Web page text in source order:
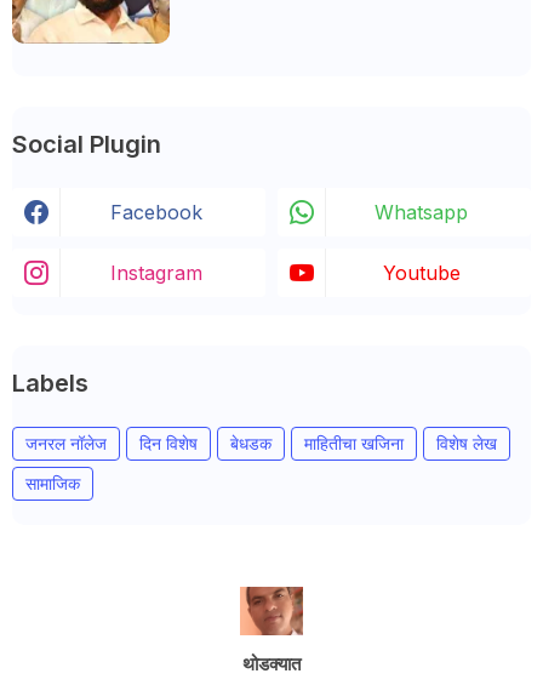
Social Plugin
Facebook Whatsapp
Instagram Youtube
Labels
जनरल नॉलेज दिन विशेष बेधडक माहितीचा खजिना
विशेष लेख
सामाजिक
थोडक्यात